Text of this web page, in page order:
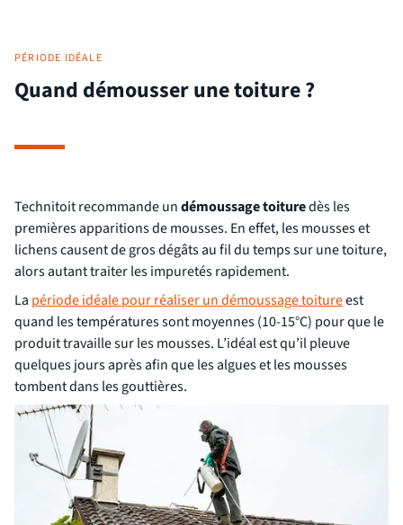
PÉRIODE IDÉALE
Quand démousser une toiture ?
Technitoit recommande undémoussage toituredès les
premières apparitions de mousses. En effet, les mousses et
lichens causent de gros dégâts au fil du temps sur une toiture,
alors autant traiter les impuretés rapidement.
La période idéale pour réaliser un démoussage toitureest
quand les températures sont moyennes (10-15°C) pour que le
produit travaille sur les mousses. L’idéal est qu’il pleuve
quelques jours après afin que les algues et les mousses
tombent dans les gouttières.